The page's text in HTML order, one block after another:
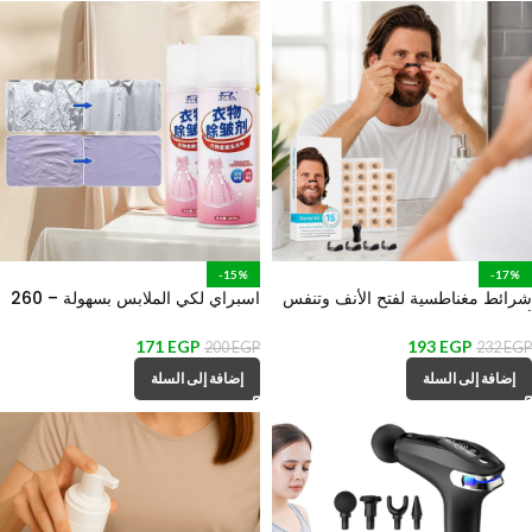
-17%
شرائط مغناطسية لفتح الأنف وتنفس
232EGP
193 EGP
إضافة إلى السلة
-15%
اسبراي لكي الملابس بسهولة – 260
200EGP
171 EGP
إضافة إلى السلة